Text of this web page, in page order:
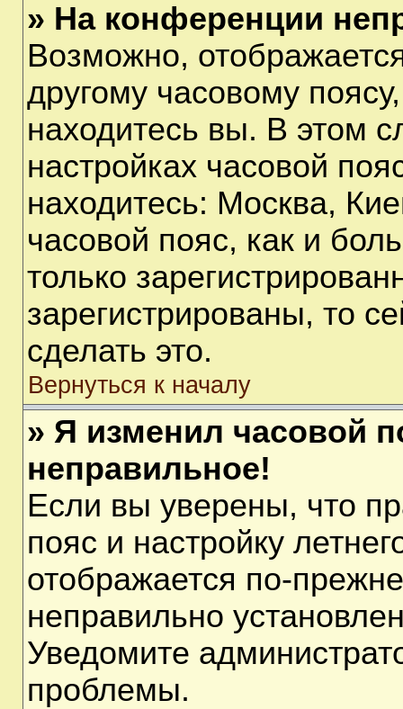
» На конференции
Возможно,
другому часовому
находитесь вы. В этом
настройках часовой
находитесь: Москва,
часовой пояс, как и
только
зарегистрированы, то
сделать это.
Вернуться к началу
» Я изменил часовой
неправильное!
Если вы уверены, что
пояс и настройку
отображается по-
неправильно
Уведомите
проблемы.